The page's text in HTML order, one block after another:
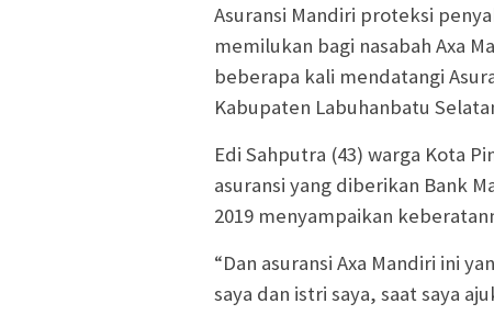
Asuransi Mandiri proteksi
memilukan bagi nasabah Axa
beberapa kali mendatangi
Kabupaten Labuhanbatu
Edi Sahputra (43) warga Kota
asuransi yang diberikan Bank
2019 menyampaikan
“Dan asuransi Axa Mandiri ini
saya dan istri saya, saat saya